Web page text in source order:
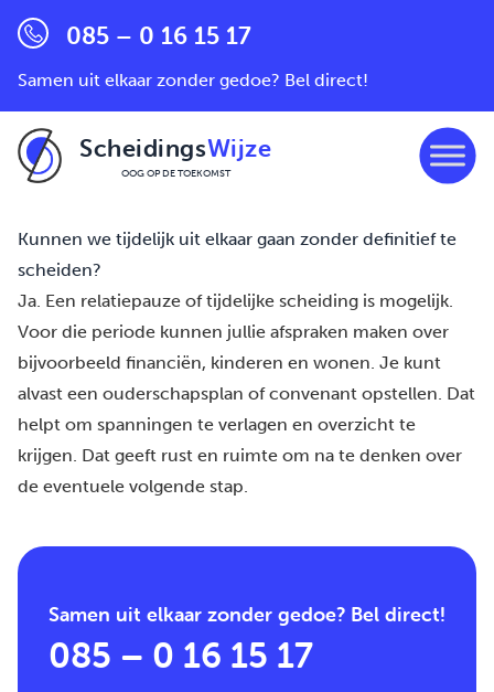
085 – 0 16 15 17
Samen uit elkaar zonder gedoe? Bel direct!
ScheidingsWijze
OOG OP DE TOEKOMST
Kunnen we tijdelijk uit elkaar gaan zonder definitief te
scheiden?
Ja. Een relatiepauze of tijdelijke scheiding is mogelijk.
Voor die periode kunnen jullie afspraken maken over
bijvoorbeeld financiën, kinderen en wonen. Je kunt
alvast een ouderschapsplan ofconvenant opstellen. Dat
helpt om spanningen te verlagen en overzicht te
krijgen. Dat geeft rust en ruimte om na te denken over
de eventuele volgende stap.
Samen uit elkaar zonder gedoe? Bel direct!
085 – 0 16 15 17